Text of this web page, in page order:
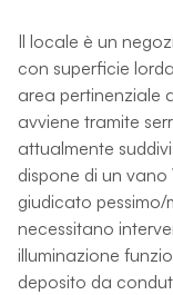
Il locale è un
con superficie
area pertinenziale
avviene tramite
attualmente
dispone di un
giudicato pessimo/
necessitano
illuminazione
deposito da